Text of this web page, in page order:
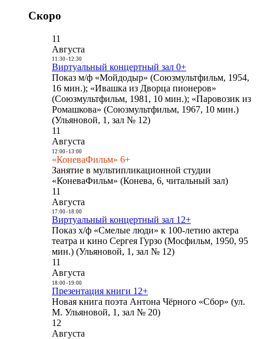
Скоро
11
Августа
11:30- 12:30
Виртуальный концертный зал 0+
Показ м/ф «Мойдодыр» (Союзмультфильм, 1954,
16 мин.); «Ивашка из Дворца пионеров»
(Союзмультфильм, 1981, 10 мин.); «Паровозик из
Ромашкова» (Союзмультфильм, 1967, 10 мин.)
(Ульяновой, 1, зал № 12)
11
Августа
12:00- 13:00
«КоневаФильм» 6+
Занятие в мультипликационной студии
«КоневаФильм» (Конева, 6, читальный зал)
11
Августа
17:00- 18:00
Виртуальный концертный зал 12+
Показ х/ф «Смелые люди» к 100-летию актера
театра и кино Сергея Гурзо (Мосфильм, 1950, 95
мин.) (Ульяновой, 1, зал № 12)
11
Августа
18:00- 19:00
Презентация книги 12+
Новая книга поэта Антона Чёрного «Сбор» (ул.
М. Ульяновой, 1, зал № 20)
12
Августа